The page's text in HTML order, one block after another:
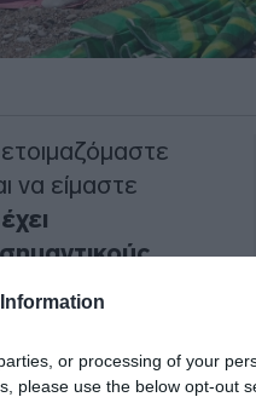
or processing of your
please use the below opt-out
να είμαστε